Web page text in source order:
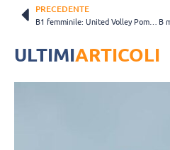
PRECEDENTE
ULTIMIARTICOLI